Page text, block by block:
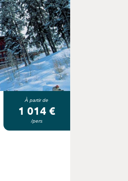
À partir de
1 014 €
/pers